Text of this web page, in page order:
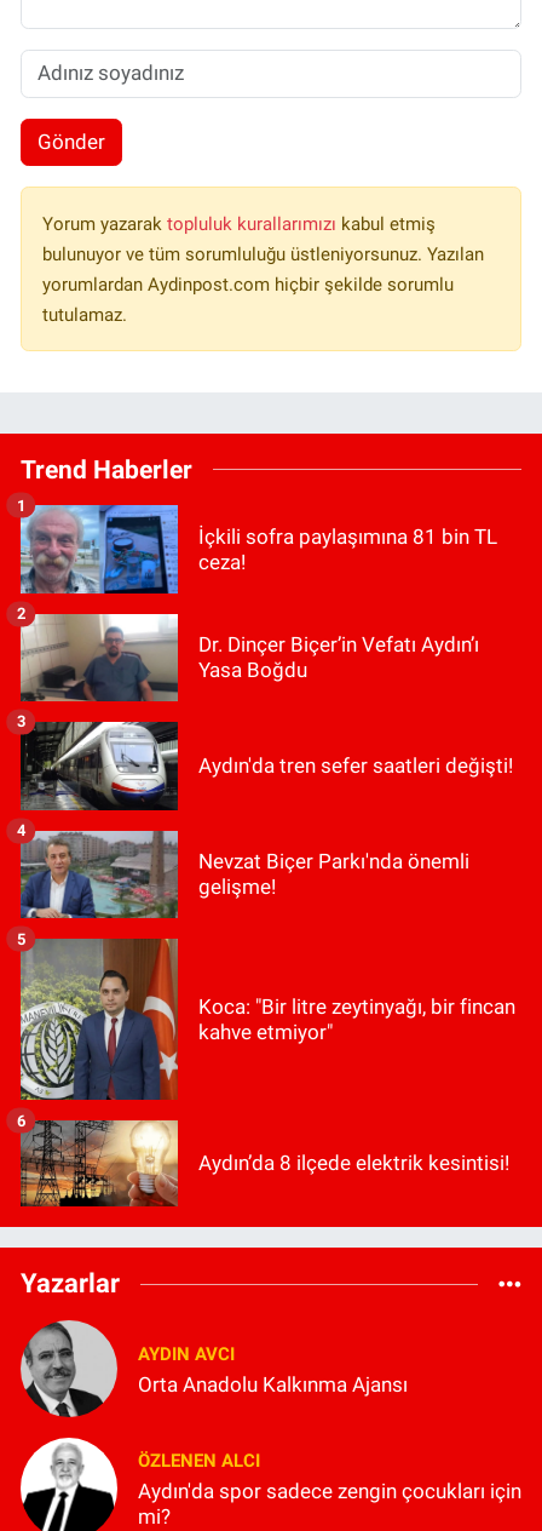
Gönder
Yorum yazarak topluluk kurallarımızı kabul etmiş
bulunuyor ve tüm sorumluluğu üstleniyorsunuz. Yazılan
yorumlardan Aydinpost.com hiçbir şekilde sorumlu
tutulamaz.
Trend Haberler
İçkili sofra paylaşımına 81 bin TL
ceza!
1
Dr. Dinçer Biçer’in Vefatı Aydın’ı
Yasa Boğdu
2
Aydın'da tren sefer saatleri değişti!
3
Nevzat Biçer Parkı'nda önemli
gelişme!
4
Koca: "Bir litre zeytinyağı, bir fincan
kahve etmiyor"
5
Aydın’da 8 ilçede elektrik kesintisi!
6
Yazarlar
AYDIN AVCI
Orta Anadolu Kalkınma Ajansı
ÖZLENEN ALCI
Aydın'da spor sadece zengin çocukları için
mi?